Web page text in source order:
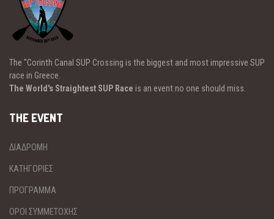
The "Corinth Canal SUP Crossing is the biggest and most impressive SUP
race in Greece.
The World's Straightest SUP Race is an event no one should miss.
THE EVENT
ΔΙΑΔΡΟΜΗ
ΚΑΤΗΓΟΡΙΕΣ
ΠΡΟΓΡΑΜΜΑ
ΟΡΟΙ ΣΥΜΜΕΤΟΧΗΣ